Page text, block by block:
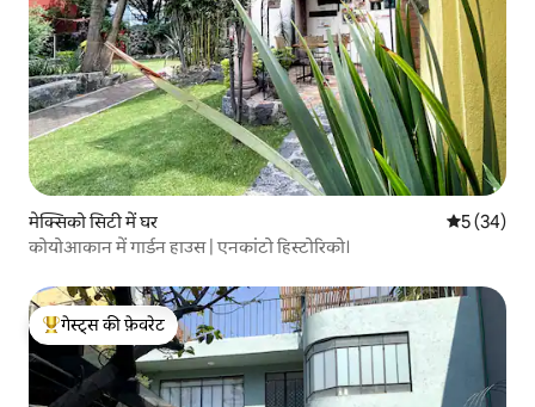
मेक्सिको सिटी में घर औसत रेटिंग
5 (34)
कोयोआकान में गार्डन हाउस | एनकांटो हिस्टोरिको।
गेस्ट्स का टॉप फ़ेवरेट
गेस्ट्स की फ़ेवरेट